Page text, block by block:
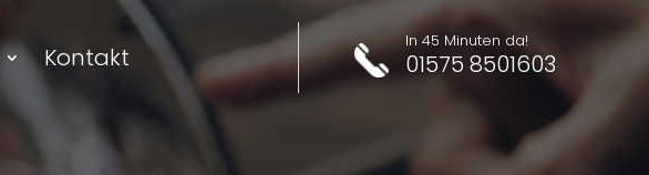
Kontakt
In 45 Minuten da!
01575 8501603